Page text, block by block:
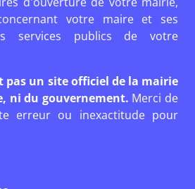
votre maire et ses
services publics de votre
pas un site officiel de la mairie
ni du gouvernement. Merci de
erreur ou inexactitude pour